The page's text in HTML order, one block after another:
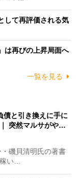
して再評価される気
は再びの上昇局面へ
一覧を見る
債と引き換えに手に
突然マルサがや…
磯貝清明氏の著書
い…